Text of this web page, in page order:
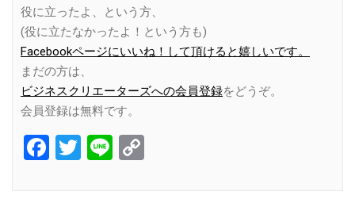
役に立ったよ、という方、
(役に立たなかったよ！という方も)
Facebookページにいいね！して頂けると嬉しいです。
まだの方は、
ビジネスクリエーターズへの会員登録をどうぞ。
会員登録は無料です。
Facebook
Twitter
Line